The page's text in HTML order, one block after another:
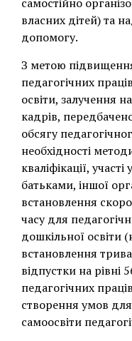
власних дітей) та
допомогу.
З метою
педагогічних
освіти, залучення
кадрів,
обсягу
необхідності
кваліфікації,
батьками, іншої
встановлення
часу для
дошкільної освіти
встановлення
відпустки на рівні
педагогічних
створення умов
самоосвіти